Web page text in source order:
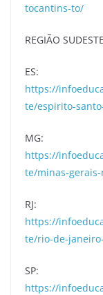
tocantins-to/
REGIÃO SUDESTE
ES:
https://
te/espirito-
MG:
https://
te/minas-
RJ:
https://
te/rio-de-
SP:
https://